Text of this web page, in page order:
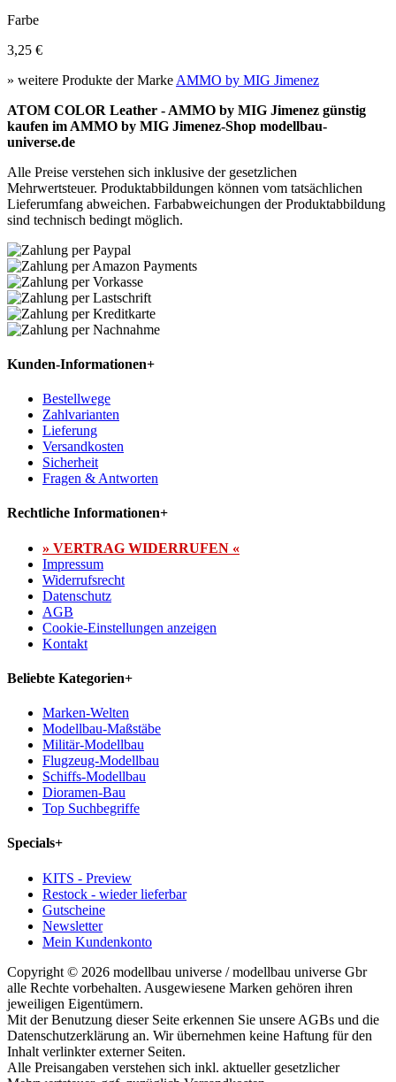
Farbe
3,25 €
» weitere Produkte der Marke AMMO by MIG Jimenez
ATOM COLOR Leather - AMMO by MIG Jimenez günstig
kaufen im AMMO by MIG Jimenez-Shop modellbau-
universe.de
Alle Preise verstehen sich inklusive der gesetzlichen
Mehrwertsteuer. Produktabbildungen können vom tatsächlichen
Lieferumfang abweichen. Farbabweichungen der Produktabbildung
sind technisch bedingt möglich.
Kunden-Informationen+
Bestellwege
Zahlvarianten
Lieferung
Versandkosten
Sicherheit
Fragen & Antworten
Rechtliche Informationen+
» VERTRAG WIDERRUFEN «
Impressum
Widerrufsrecht
Datenschutz
AGB
Cookie-Einstellungen anzeigen
Kontakt
Beliebte Kategorien+
Marken-Welten
Modellbau-Maßstäbe
Militär-Modellbau
Flugzeug-Modellbau
Schiffs-Modellbau
Dioramen-Bau
Top Suchbegriffe
Specials+
KITS - Preview
Restock - wieder lieferbar
Gutscheine
Newsletter
Mein Kundenkonto
Copyright © 2026 modellbau universe / modellbau universe Gbr
alle Rechte vorbehalten. Ausgewiesene Marken gehören ihren
jeweiligen Eigentümern.
Mit der Benutzung dieser Seite erkennen Sie unsere AGBs und die
Datenschutzerklärung an. Wir übernehmen keine Haftung für den
Inhalt verlinkter externer Seiten.
Alle Preisangaben verstehen sich inkl. aktueller gesetzlicher